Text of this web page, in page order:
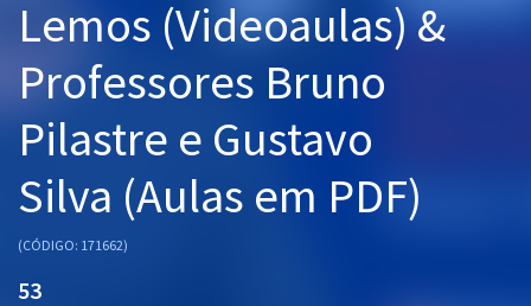
Questões grátis
Conteúdo gratuito
Aprovados
Atendimento
Lemos (Videoaulas) &
Professores Bruno
Pilastre e Gustavo
Silva (Aulas em PDF)
(CÓDIGO: 171662)
53